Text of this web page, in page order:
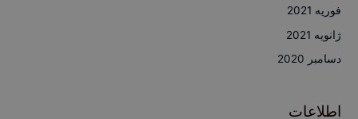
فوریه 2021
ژانویه 2021
دسامبر 2020
اطلاعات